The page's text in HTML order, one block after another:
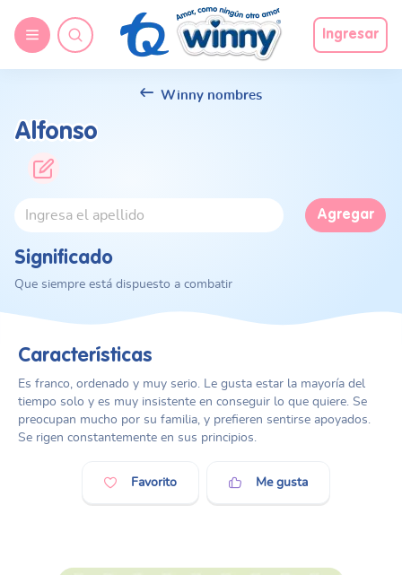
Ingresar
Winny nombres
Alfonso
Agregar
Significado
Que siempre está dispuesto a combatir
Características
Es franco, ordenado y muy serio. Le gusta estar la mayoría del
tiempo solo y es muy insistente en conseguir lo que quiere. Se
preocupan mucho por su familia, y prefieren sentirse apoyados.
Se rigen constantemente en sus principios.
Favorito Me gusta